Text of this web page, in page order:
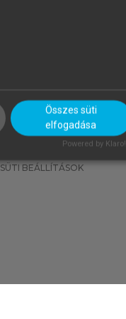
MI – ÁLTALÁNOS IRÁNYELVEK
SÜTI BEÁLLÍTÁSOK
Összes süti
elfogadása
Powered by Klaro!